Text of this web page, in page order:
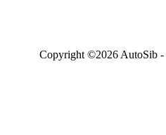
Copyright ©2026 AutoSib -